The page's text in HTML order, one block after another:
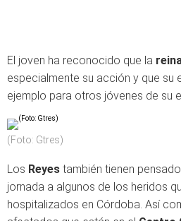
El joven ha reconocido que la
especialmente su acción y que su
ejemplo para otros jóvenes de su
(Foto: Gtres)
Los Reyes también tienen
jornada a algunos de los heridos
hospitalizados en Córdoba. Así